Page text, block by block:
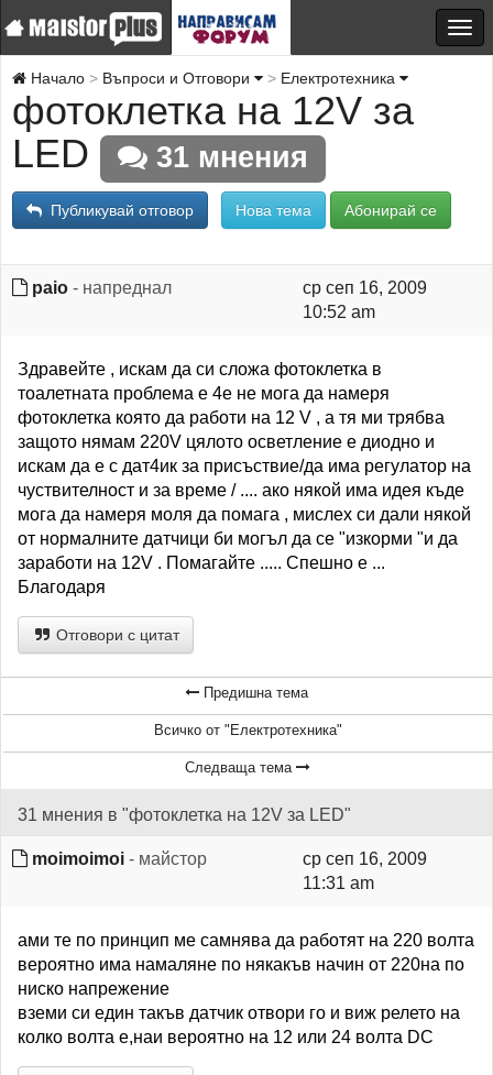
Начало Въпроси и Отговори Електротехника
фотоклетка на 12V за
LED
31 мнения
Публикувай отговор Нова тема Абонирай се
paio - напреднал
ср сеп 16, 2009
10:52 am
Здравейте , искам да си сложа фотоклетка в
тоалетната проблема е 4е не мога да намеря
фотоклетка която да работи на 12 V , а тя ми трябва
защото нямам 220V цялото осветление е диодно и
искам да е с дат4ик за присъствие/да има регулатор на
чуствителност и за време / .... ако някой има идея къде
мога да намеря моля да помага , мислех си дали някой
от нормалните датчици би могъл да се "изкорми "и да
заработи на 12V . Помагайте ..... Спешно е ...
Благодаря
Отговори с цитат
Предишна тема
Всичко от "Електротехника"
Следваща тема
31 мнения в "фотоклетка на 12V за LED"
moimoimoi - майстор
ср сеп 16, 2009
11:31 am
ами те по принцип ме самнява да работят на 220 волта
вероятно има намаляне по някакъв начин от 220на по
ниско напрежение
вземи си един такъв датчик отвори го и виж релето на
колко волта е,наи вероятно на 12 или 24 волта DC